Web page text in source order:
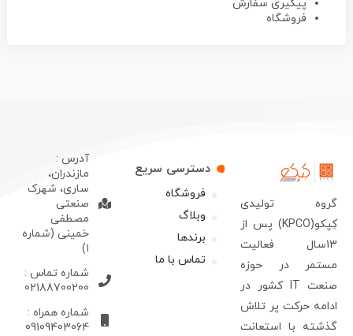
پیگیری سفارش
فروشگاه
تولیدی
کِپکو(KPCO) پس از
13سال فعالیت
در حوزه
صنعت IT کشور در
حرکت پر تلاش
با استعانت
دسترسی سریع
فروشگاه
وبلاگ
برندها
تماس با ما
آدرس :
مازندران،
ساری، شهرک
صنعتی
مصطفی
خمینی (شماره
شماره تماس :
02188700200
شماره همراه :
09109403064